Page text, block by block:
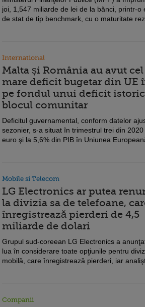
joi, 1,547 miliarde de lei de la bănci, printr-o
de stat de tip benchmark, cu o maturitate
International
Malta și România au avut
mare deficit bugetar din UE
pe fondul unui deficit
blocul comunitar
Deficitul guvernamental, conform datelor
sezonier, s-a situat în trimestrul trei din
euro şi la 5,6% din PIB în Uniunea
Mobile si Telecom
LG Electronics ar putea
la divizia sa de telefoane,
înregistrează pierderi de 4,5
miliarde de dolari
Grupul sud-coreean LG Electronics a
lua în considerare toate opţiunile pentru
mobilă, care înregistrează pierderi, iar
Companii